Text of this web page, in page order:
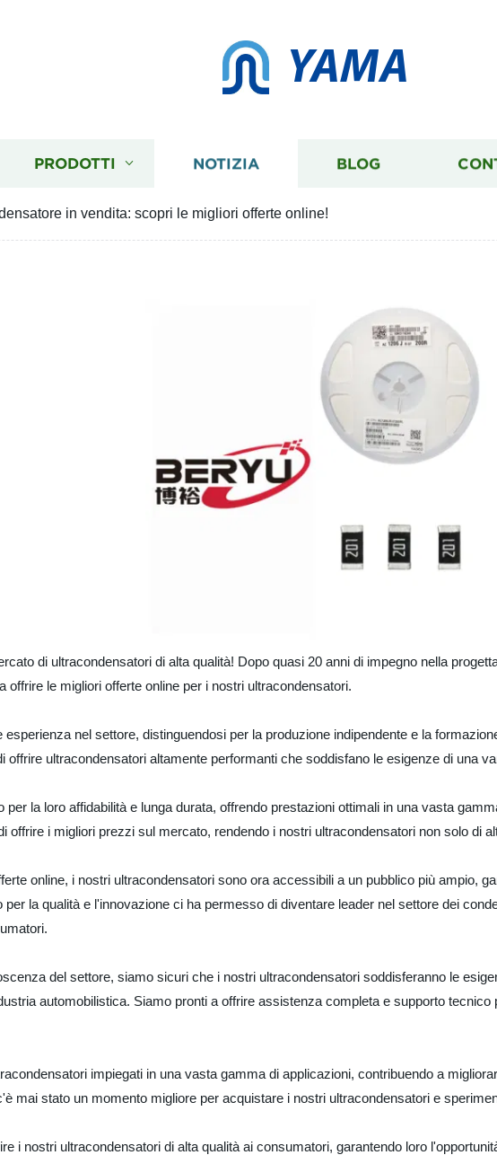
YAMA
PRODOTTI NOTIZIA BLOG
in vendita: scopri le migliori offerte online!
di ultracondensatori di alta qualità! Dopo quasi 20 anni di impegno nella
offrire le migliori offerte online per i nostri ultracondensatori.
nel settore, distinguendosi per la produzione indipendente e la
offrire ultracondensatori altamente performanti che soddisfano le esigenze di una
per la loro affidabilità e lunga durata, offrendo prestazioni ottimali in una vasta
offrire i migliori prezzi sul mercato, rendendo i nostri ultracondensatori non solo di
online, i nostri ultracondensatori sono ora accessibili a un pubblico più ampio,
la qualità e l'innovazione ci ha permesso di diventare leader nel settore dei
del settore, siamo sicuri che i nostri ultracondensatori soddisferanno le
automobilistica. Siamo pronti a offrire assistenza completa e supporto
impiegati in una vasta gamma di applicazioni, contribuendo a
mai stato un momento migliore per acquistare i nostri ultracondensatori e
i nostri ultracondensatori di alta qualità ai consumatori, garantendo loro